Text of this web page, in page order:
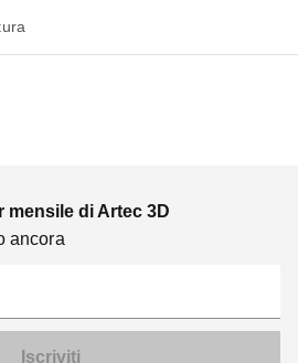
mensile di Artec 3D
ancora